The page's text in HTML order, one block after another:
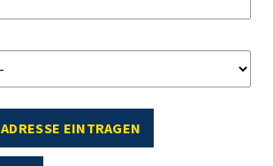
ADRESSE EINTRAGEN